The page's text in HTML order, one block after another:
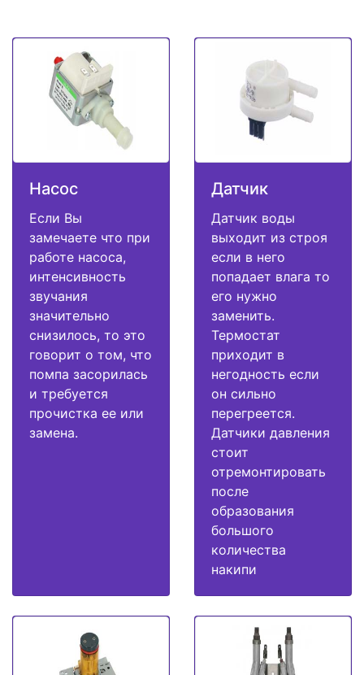
Насос
Если Вы
замечаете что при
работе насоса,
интенсивность
звучания
значительно
снизилось, то это
говорит о том, что
помпа засорилась
и требуется
прочистка ее или
замена.
Датчик
Датчик воды
выходит из строя
если в него
попадает влага то
его нужно
заменить.
Термостат
приходит в
негодность если
он сильно
перегреется.
Датчики давления
стоит
отремонтировать
после
образования
большого
количества
накипи